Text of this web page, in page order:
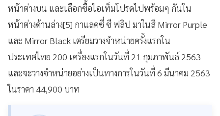
หน้าต่างบน และเลือกซื้อไอเท็มโปรดไปพร้อมๆ กันใน
หน้าต่างด้านล่าง[5] กาแลคซี่ ซี ฟลิป มาในสี Mirror Purple
และ Mirror Black เตรียมวางจำหน่ายครั้งแรกใน
ประเทศไทย 200 เครื่องแรกในวันที่ 21 กุมภาพันธ์ 2563
และจะวางจำหน่ายอย่างเป็นทางการในวันที่ 6 มีนาคม 2563
ในราคา 44,900 บาท